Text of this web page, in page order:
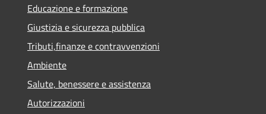
Educazione e formazione
Giustizia e sicurezza pubblica
Tributi,finanze e contravvenzioni
Ambiente
Salute, benessere e assistenza
Autorizzazioni